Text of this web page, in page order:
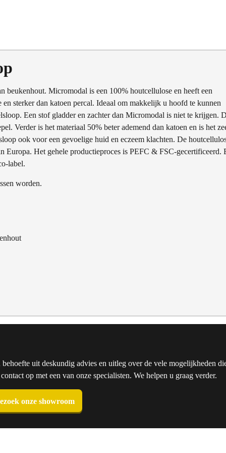
beukenhout. Micromodal is een 100% houtcellulose en heeft een
sterker dan katoen percal. Ideaal om makkelijk u hoofd te kunnen
Een stof gladder en zachter dan Micromodal is niet te krijgen.
Verder is het materiaal 50% beter ademend dan katoen en is het
ook voor een gevoelige huid en eczeem klachten. De
Europa. Het gehele productieproces is PEFC & FSC-gecertificeerd.
label.
worden.
uit deskundig advies en uitleg over de vele mogelijkheden
op met een van onze specialisten. We helpen u graag verder.
onze showroom